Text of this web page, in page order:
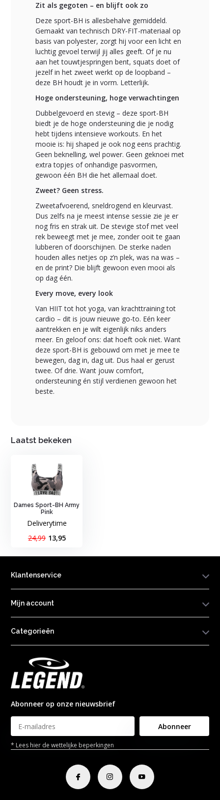
Zit als gegoten – en blijft ook zo
Deze sport-BH is allesbehalve gemiddeld.
Gemaakt van technisch DRY-FIT-materiaal op
basis van polyester, zorgt hij voor een licht en
luchtig gevoel terwijl jij alles geeft. Of je nu
aan het touwtjespringen bent, squats doet of
jezelf in het zweet werkt op de loopband –
deze BH houdt je in vorm. Letterlijk.
Hoge ondersteuning, hoge verwachtingen
Dubbelgevoerd en stevig – deze sport-BH
biedt je de hoge ondersteuning die je nodig
hebt tijdens intensieve workouts. En het
mooie is: hij shaped je ook nog eens prachtig.
Geen beknelling, wel power. Geen geknoei met
extra topjes of onhandige pasvormen,
gewoon één BH die het allemaal doet.
Zweet? Geen stress.
Zweetafvoerend, sneldrogend en kleurvast.
Dus zelfs na je meest intense sessie zie je er
nog fris en strak uit. De stevige stof met veel
rek beweegt met je mee, zonder ooit te gaan
lubberen of doorschijnen. De sterke naden
houden alles netjes op z’n plek, was na was –
en de print? Die blijft gewoon even mooi als
op dag één.
Every move, every look
Van HIIT tot hot yoga, van krachttraining tot
cardio – dit is jouw nieuwe go-to. Eén keer
aantrekken en je wilt eigenlijk niks anders
meer. En geloof ons: dat hoeft ook niet. Want
deze sport-BH is gebouwd om met je mee te
bewegen, dag in, dag uit. Dus haal er gerust
twee. Of drie. Want jouw comfort,
ondersteuning én stijl verdienen gewoon het
beste.
Laatst bekeken
Dames Sport-BH Army
Pink
Deliverytime
24,99 13,95
Klantenservice
Mijn account
Categorieën
Abonneer op onze nieuwsbrief
Abonneer
* Lees hier de wettelijke beperkingen